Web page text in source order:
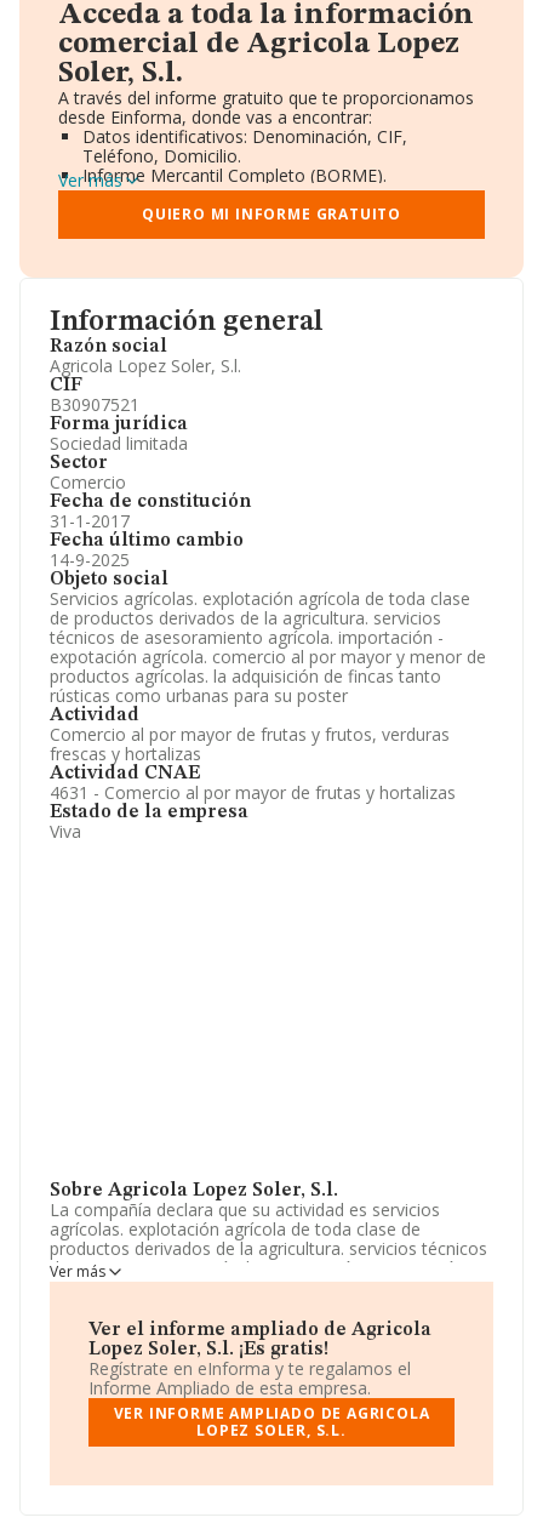
Información general
Razón social
Agricola Lopez Soler, S.l.
CIF
B30907521
Forma jurídica
Sociedad limitada
Sector
Comercio
Fecha de constitución
31-1-2017
Fecha último cambio
14-9-2025
Objeto social
Servicios agrícolas. explotación agrícola de toda clase
de productos derivados de la agricultura. servicios
técnicos de asesoramiento agrícola. importación -
expotación agrícola. comercio al por mayor y menor de
productos agrícolas. la adquisición de fincas tanto
rústicas como urbanas para su poster
Actividad
Comercio al por mayor de frutas y frutos, verduras
frescas y hortalizas
Actividad CNAE
4631 - Comercio al por mayor de frutas y hortalizas
Estado de la empresa
Viva
Sobre Agricola Lopez Soler, S.l.
La compañía declara que su actividad es servicios
agrícolas. explotación agrícola de toda clase de
productos derivados de la agricultura. servicios técnicos
de asesoramiento agrícola. importación - expotación
agrícola. comercio al por mayor y menor de productos
urbanas para su poster. La empresa está registrada
como Sociedad Limitada. Clasifica su actividad CNAE
como 'Comercio al por mayor de frutas y hortalizas',
código 4631. La compañía no tiene actividad en
mercados exteriores.
Ha tenido el mismo número de empleados y teniendo
dispuesto de un número de empleados por encima de la
Ver más
Ver el informe ampliado de Agricola
Lopez Soler, S.l. ¡Es gratis!
Regístrate en eInforma y te regalamos el
Informe Ampliado de esta empresa.
VER INFORME AMPLIADO DE AGRICOLA
LOPEZ SOLER, S.L.
Acceda a toda la información
comercial de Agricola Lopez
Soler, S.l.
A través del informe gratuito que te proporcionamos
desde Einforma, donde vas a encontrar:
Datos identificativos: Denominación, CIF,
Teléfono, Domicilio.
Informe Mercantil Completo (BORME).
Gráficos de Evolución Ventas y Empleados.
Consejo de Administración y Administradores.
Directivos y Ejecutivos.
Información oficial y registral complementaria.
Ver más
QUIERO MI INFORME GRATUITO